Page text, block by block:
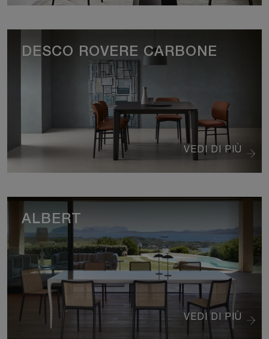
VEDI DI PIÙ
DESCO ROVERE CARBONE
VEDI DI PIÙ
ALBERT